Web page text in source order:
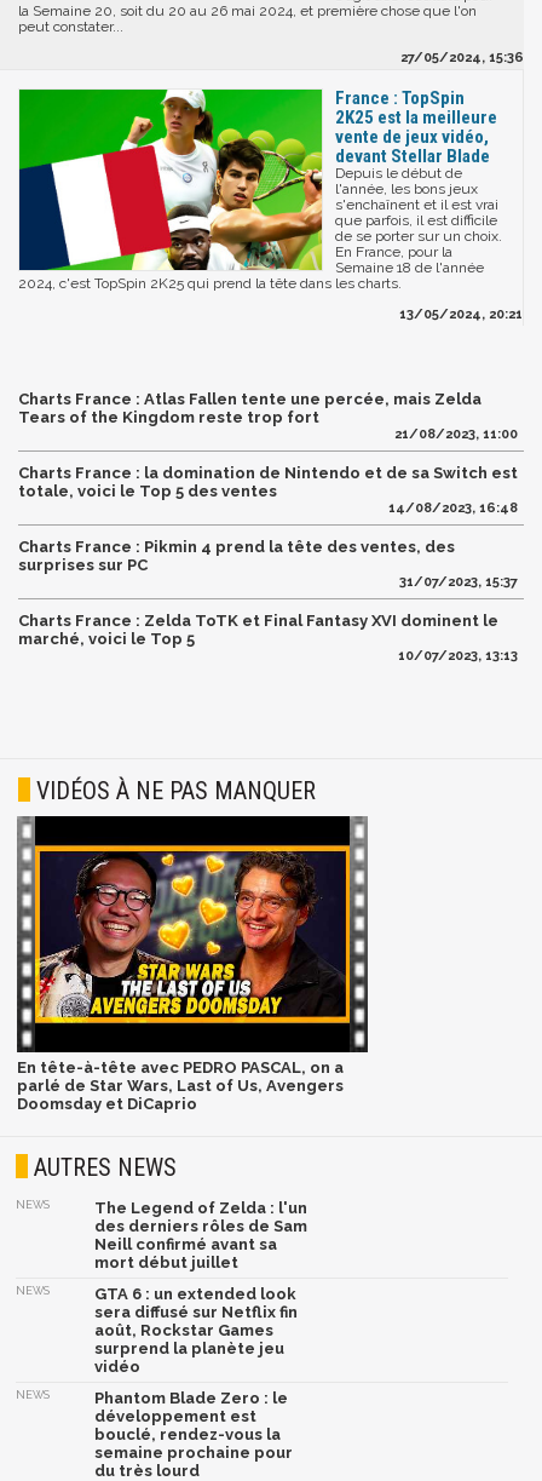
la Semaine 20, soit du 20 au 26 mai 2024, et première chose que l'on
peut constater...
27/05/2024, 15:36
France : TopSpin
2K25 est la meilleure
vente de jeux vidéo,
devant Stellar Blade
Depuis le début de
l'année, les bons jeux
s'enchaînent et il est vrai
que parfois, il est difficile
de se porter sur un choix.
En France, pour la
Semaine 18 de l'année
2024, c'est TopSpin 2K25 qui prend la tête dans les charts.
13/05/2024, 20:21
Charts France : Atlas Fallen tente une percée, mais Zelda
Tears of the Kingdom reste trop fort
21/08/2023, 11:00
Charts France : la domination de Nintendo et de sa Switch est
totale, voici le Top 5 des ventes
14/08/2023, 16:48
Charts France : Pikmin 4 prend la tête des ventes, des
surprises sur PC
31/07/2023, 15:37
Charts France : Zelda ToTK et Final Fantasy XVI dominent le
marché, voici le Top 5
10/07/2023, 13:13
VIDÉOS À NE PAS MANQUER
En tête-à-tête avec PEDRO PASCAL, on a
parlé de Star Wars, Last of Us, Avengers
Doomsday et DiCaprio
AUTRES NEWS
NEWS
The Legend of Zelda : l'un
des derniers rôles de Sam
Neill confirmé avant sa
mort début juillet
NEWS
GTA 6 : un extended look
sera diffusé sur Netflix fin
août, Rockstar Games
surprend la planète jeu
vidéo
NEWS
Phantom Blade Zero : le
développement est
bouclé, rendez-vous la
semaine prochaine pour
du très lourd